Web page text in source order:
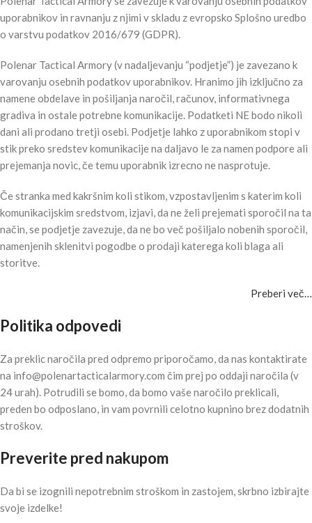
uporabnikov in ravnanju z njimi v skladu z evropsko Splošno uredbo
o varstvu podatkov 2016/679 (GDPR).
Polenar Tactical Armory (v nadaljevanju “podjetje”) je zavezano k
varovanju osebnih podatkov uporabnikov. Hranimo jih izključno za
namene obdelave in pošiljanja naročil, računov, informativnega
gradiva in ostale potrebne komunikacije. Podatketi NE bodo nikoli
dani ali prodano tretji osebi. Podjetje lahko z uporabnikom stopi v
stik preko sredstev komunikacije na daljavo le za namen podpore ali
prejemanja novic, če temu uporabnik izrecno ne nasprotuje.
Če stranka med kakršnim koli stikom, vzpostavljenim s katerim koli
komunikacijskim sredstvom, izjavi, da ne želi prejemati sporočil na ta
način, se podjetje zavezuje, da ne bo več pošiljalo nobenih sporočil,
namenjenih sklenitvi pogodbe o prodaji katerega koli blaga ali
storitve.
Preberi več…
Politika odpovedi
Za preklic naročila pred odpremo priporočamo, da nas kontaktirate
na info@polenartacticalarmory.com čim prej po oddaji naročila (v
24 urah). Potrudili se bomo, da bomo vaše naročilo preklicali,
preden bo odposlano, in vam povrnili celotno kupnino brez dodatnih
stroškov.
Preverite pred nakupom
Da bi se izognili nepotrebnim stroškom in zastojem, skrbno izbirajte
svoje izdelke!